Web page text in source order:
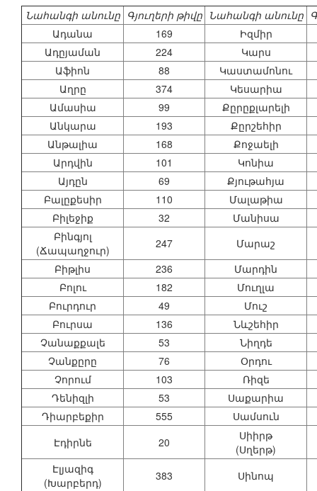
Նահանգի անունը Գյուղերի թիվը Նահանգի անունը
Ադանա
169
Իզմիր
Ադըյաման
224
Կարս
Աֆիոն
88
Կաստամոնու
Աղրը
374
Կեսարիա
Ամասիա
99
Քըրըքլարելի
Անկարա
193
Քըրշեհիր
Անթալիա
168
Քոջաելի
Արդվին
101
Կոնիա
Այդըն
69
Քյութահյա
Բալըքեսիր
110
Մալաթիա
Բիլեջիք
32
Մանիսա
Բինգյոլ
(Ճապաղջուր)
247
Մարաշ
Բիթլիս
236
Մարդին
Բոլու
182
Մուղլա
Բուրդուր
49
Մուշ
Բուրսա
136
Նևշեհիր
Չանաքքալե
53
Նիղդե
Չանքըրը
76
Օրդու
Չորում
103
Ռիզե
Դենիզլի
53
Սաքարիա
Դիարբեքիր
555
Սամսուն
Էդիրնե
20
Սիիրթ
(Սղերթ)
Էլյազիգ
(Խարբերդ)
383
Սինոպ